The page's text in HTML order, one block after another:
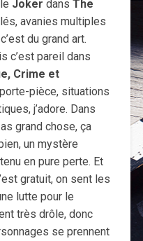
Joker dans The
avanies multiples
du grand art.
c’est pareil dans
Crime et
pièce, situations
j’adore. Dans
grand chose, ça
un mystère
en pure perte. Et
gratuit, on sent les
lutte pour le
très drôle, donc
se prennent